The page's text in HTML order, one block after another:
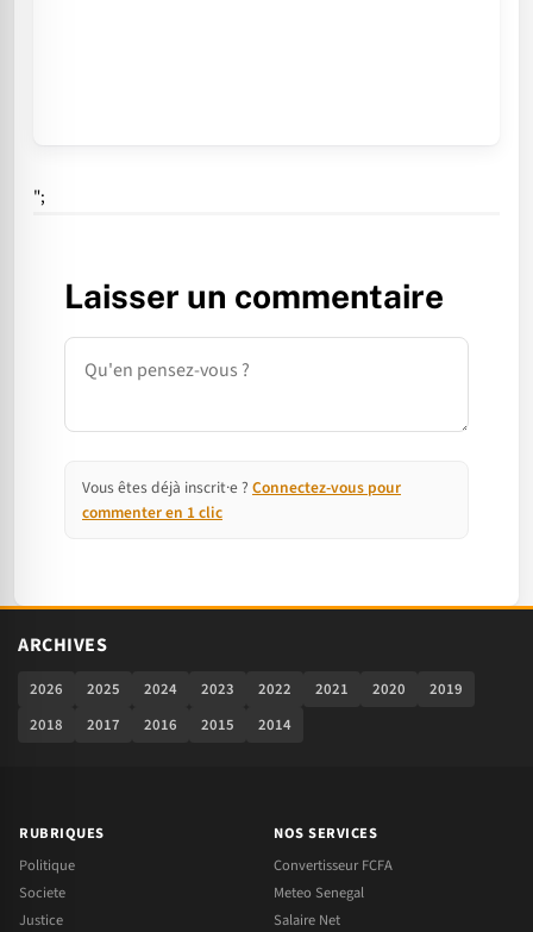
";
Laisser un commentaire
Commentaire
Vous êtes déjà inscrit·e ? Connectez-vous pour
commenter en 1 clic
ARCHIVES
2026 2025 2024 2023 2022 2021 2020
2019
2018
2017 2016 2015 2014
RUBRIQUES
Politique
Societe
Justice
NOS SERVICES
Convertisseur FCFA
Meteo Senegal
Salaire Net